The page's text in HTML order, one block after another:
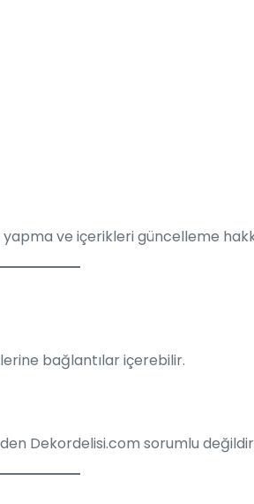
ve içerikleri güncelleme
bağlantılar içerebilir.
Dekordelisi.com sorumlu